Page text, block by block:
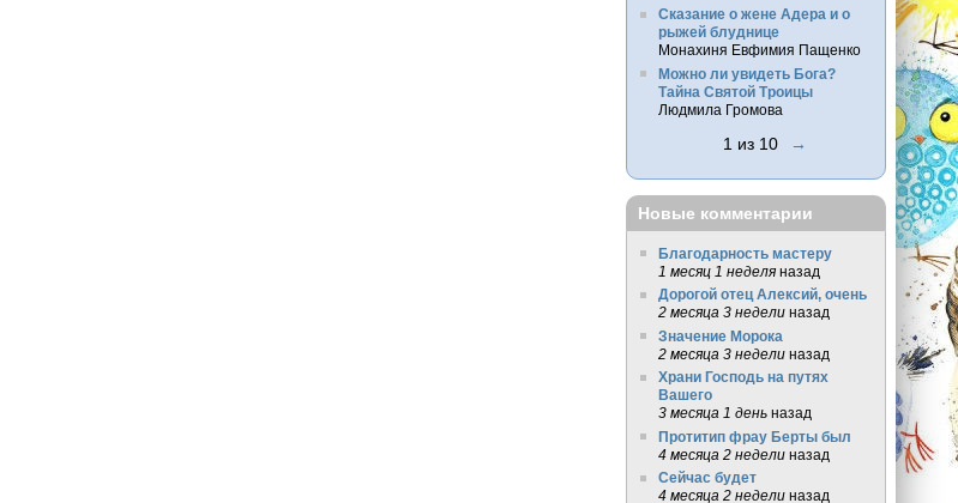
Сказание о жене Адера и о
рыжей блуднице
Монахиня Евфимия Пащенко
Можно ли увидеть Бога?
Тайна Святой Троицы
Людмила Громова
1 из 10 →
Новые комментарии
Благодарность мастеру
1 месяц 1 неделяназад
Дорогой отец Алексий, очень
2 месяца 3 неделиназад
Значение Морока
2 месяца 3 неделиназад
Храни Господь на путях
Вашего
3 месяца 1 деньназад
Протитип фрау Берты был
4 месяца 2 неделиназад
Сейчас будет
4 месяца 2 неделиназад